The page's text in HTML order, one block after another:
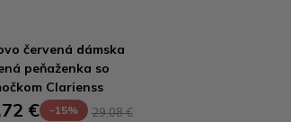
červená dámska
peňaženka so
Clarienss
€ -15% 29,08 €